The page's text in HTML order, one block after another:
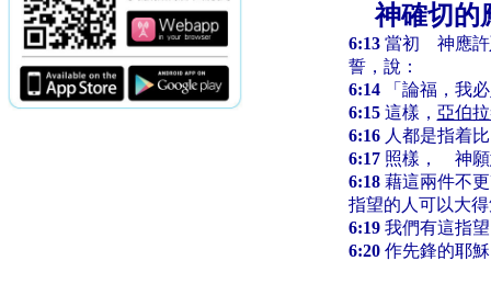
神確切的
6:13 當初 神應許
誓，說：
6:14
「論福，我
6:15 這樣， 亞伯
6:16 人都是指着
6:17 照樣， 神願
6:18 藉這兩件不
指望的人可以大
6:19 我們有這指
6:20 作先鋒的耶